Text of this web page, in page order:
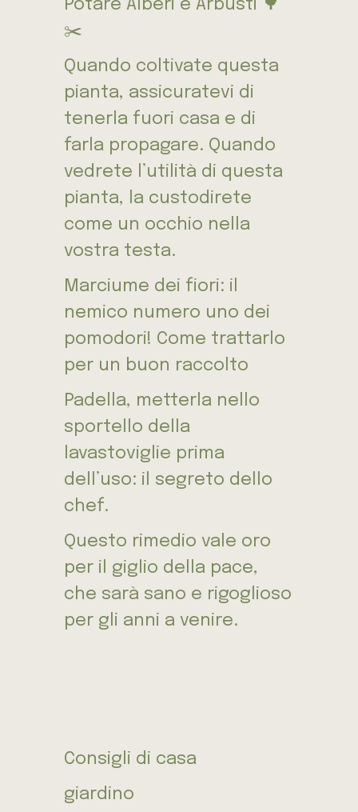
Potare Alberi e Arbusti 🌳
✂️
Quando coltivate questa
pianta, assicuratevi di
tenerla fuori casa e di
farla propagare. Quando
vedrete l’utilità di questa
pianta, la custodirete
come un occhio nella
vostra testa.
Marciume dei fiori: il
nemico numero uno dei
pomodori! Come trattarlo
per un buon raccolto
Padella, metterla nello
sportello della
lavastoviglie prima
dell’uso: il segreto dello
chef.
Questo rimedio vale oro
per il giglio della pace,
che sarà sano e rigoglioso
per gli anni a venire.
Consigli di casa
giardino